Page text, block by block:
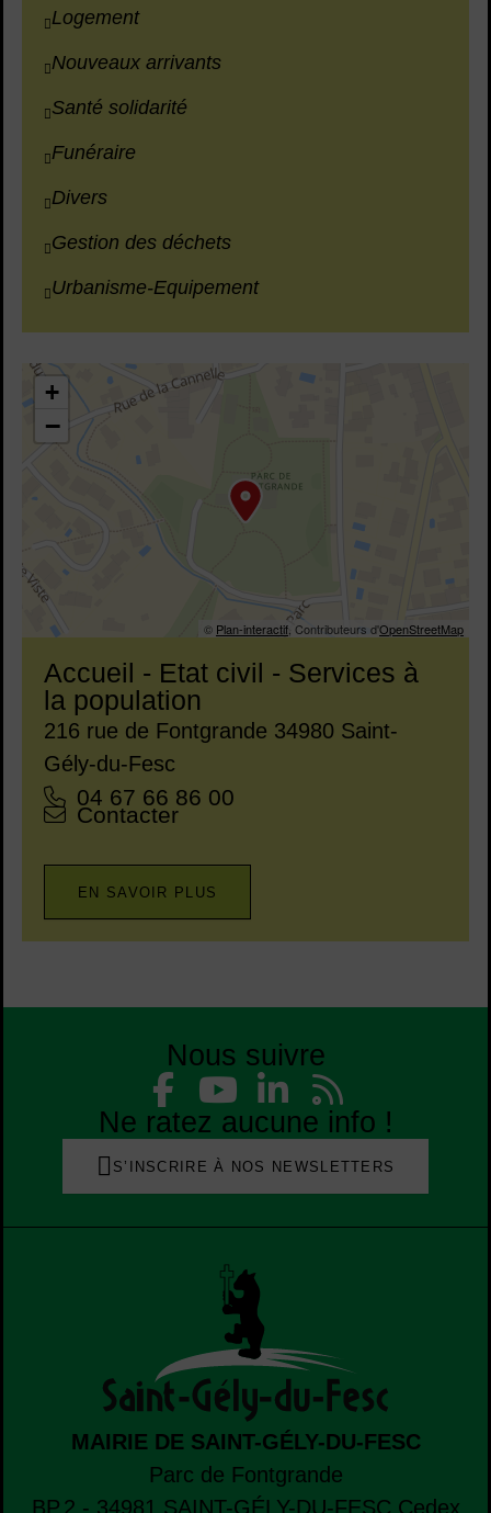
Logement
Nouveaux arrivants
Santé solidarité
Funéraire
Divers
Gestion des déchets
Urbanisme-Equipement
43.691541,3.804216
+
−
© Plan-interactif , Contributeurs d'OpenStreetMap
Accueil - Etat civil - Services à
la population
Adresse :
216 rue de Fontgrande 34980 Saint-
Gély-du-Fesc
Tél. :04 67 66 86 00
Courriel :
Contacter
EN SAVOIR PLUS
Nous suivre
Liste des réseaux
Liste des réseaux
Facebook
YouTube
Ne ratez aucune info !
S’INSCRIRE À NOS NEWSLETTERS
MAIRIE DE SAINT-GÉLY-DU-FESC
Parc de Fontgrande
BP.2 - 34981 SAINT-GÉLY-DU-FESC Cedex